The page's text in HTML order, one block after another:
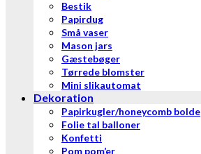
Bestik
Papirdug
Små vaser
Mason jars
Gæstebøger
Tørrede blomster
Mini slikautomat
Dekoration
Papirkugler/honeycomb bolde
Folie tal balloner
Konfetti
Pom pom’er